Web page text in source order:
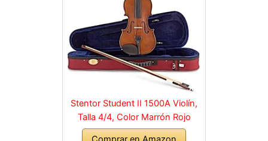
Stentor Student II 1500A Violín,
Talla 4/4, Color Marrón Rojo